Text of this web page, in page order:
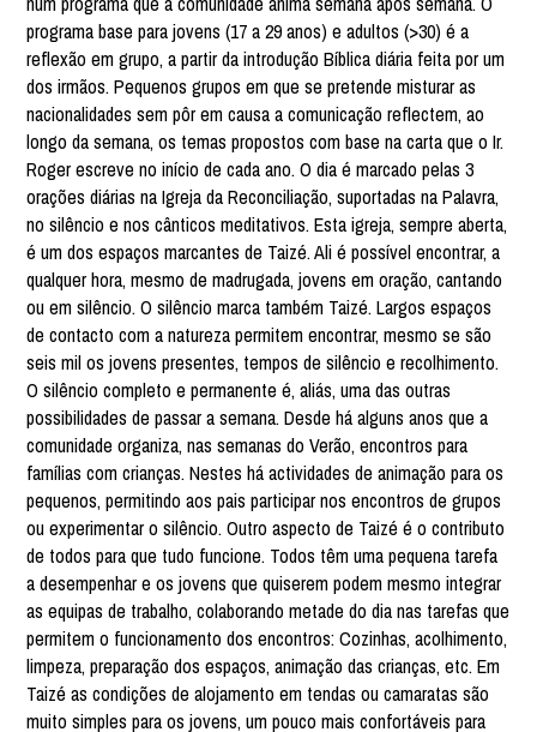
programa base para jovens (17 a 29 anos) e adultos (>30) é a
reflexão em grupo, a partir da introdução Bíblica diária feita por um
dos irmãos. Pequenos grupos em que se pretende misturar as
nacionalidades sem pôr em causa a comunicação reflectem, ao
longo da semana, os temas propostos com base na carta que o Ir.
Roger escreve no início de cada ano. O dia é marcado pelas 3
orações diárias na Igreja da Reconciliação, suportadas na Palavra,
no silêncio e nos cânticos meditativos. Esta igreja, sempre aberta,
é um dos espaços marcantes de Taizé. Ali é possível encontrar, a
qualquer hora, mesmo de madrugada, jovens em oração, cantando
ou em silêncio. O silêncio marca também Taizé. Largos espaços
de contacto com a natureza permitem encontrar, mesmo se são
seis mil os jovens presentes, tempos de silêncio e recolhimento.
O silêncio completo e permanente é, aliás, uma das outras
possibilidades de passar a semana. Desde há alguns anos que a
comunidade organiza, nas semanas do Verão, encontros para
famílias com crianças. Nestes há actividades de animação para os
pequenos, permitindo aos pais participar nos encontros de grupos
ou experimentar o silêncio. Outro aspecto de Taizé é o contributo
de todos para que tudo funcione. Todos têm uma pequena tarefa
a desempenhar e os jovens que quiserem podem mesmo integrar
as equipas de trabalho, colaborando metade do dia nas tarefas que
permitem o funcionamento dos encontros: Cozinhas, acolhimento,
limpeza, preparação dos espaços, animação das crianças, etc. Em
Taizé as condições de alojamento em tendas ou camaratas são
muito simples para os jovens, um pouco mais confortáveis para